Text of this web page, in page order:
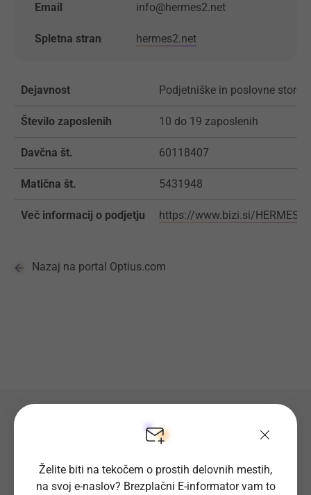
Email info@hermes2.net
Spletna stran hermes2.net
Dejavnost Podjetniške in poslovne
Število zaposlenih 10 do 19 zaposlenih
Davčna št. 60118407
Matična št. 5431948
Več informacij o podjetju https://www.bizi.si/HERMES-
Nazaj na portal Optius.com
Preverite seznam prostih
delovnih mest
Želite biti na tekočem o prostih delovnih mestih,
na svoj e-naslov? Brezplačni E-informator vam to